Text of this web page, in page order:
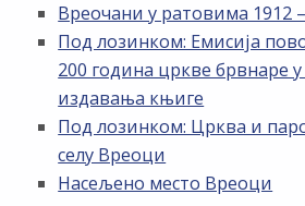
Вреочани у ратовима 1912
Под лозинком: Емисија
200 година цркве брвнаре
издавања књиге
Под лозинком: Црква и
селу Вреоци
Насељено место Вреоци